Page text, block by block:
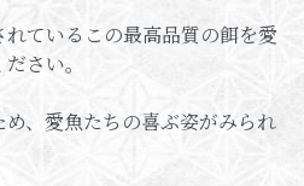
ているこの最高品質の餌を愛
さい。
、愛魚たちの喜ぶ姿がみられ